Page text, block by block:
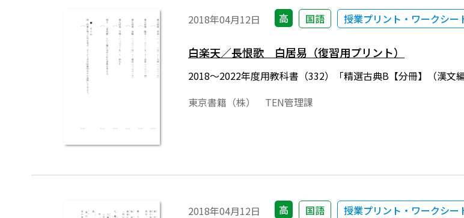
2018年04月12日 高 国語 授業プリント・ワークシー
白楽天／長恨歌 白居易（復習用プリント）
2018～2022年度用教科書（332）「精選古典B【分冊】（漢文
東京書籍（株） TEN管理課
2018年04月12日 高 国語 授業プリント・ワークシー